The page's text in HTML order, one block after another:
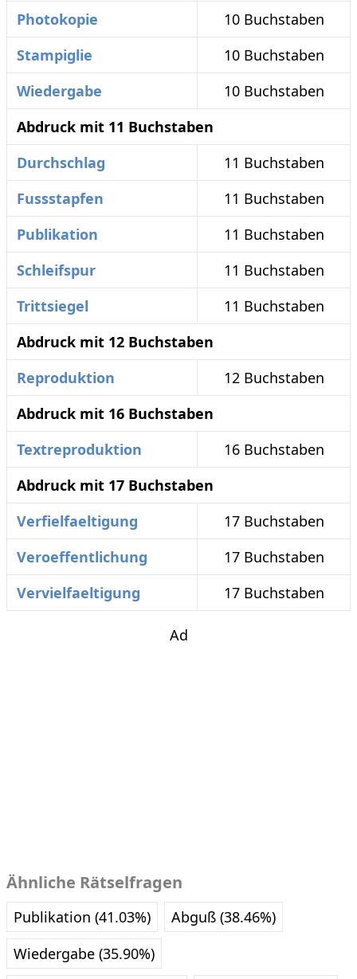
Photokopie
10 Buchstaben
Stampiglie
10 Buchstaben
Wiedergabe
10 Buchstaben
Abdruck mit 11 Buchstaben
Durchschlag
11 Buchstaben
Fussstapfen
11 Buchstaben
Publikation
11 Buchstaben
Schleifspur
11 Buchstaben
Trittsiegel
11 Buchstaben
Abdruck mit 12 Buchstaben
Reproduktion
12 Buchstaben
Abdruck mit 16 Buchstaben
Textreproduktion
16 Buchstaben
Abdruck mit 17 Buchstaben
Verfielfaeltigung
17 Buchstaben
Veroeffentlichung
17 Buchstaben
Vervielfaeltigung
17 Buchstaben
Ad
Ähnliche Rätselfragen
Publikation (41.03%)
Abguß (38.46%)
Wiedergabe (35.90%)